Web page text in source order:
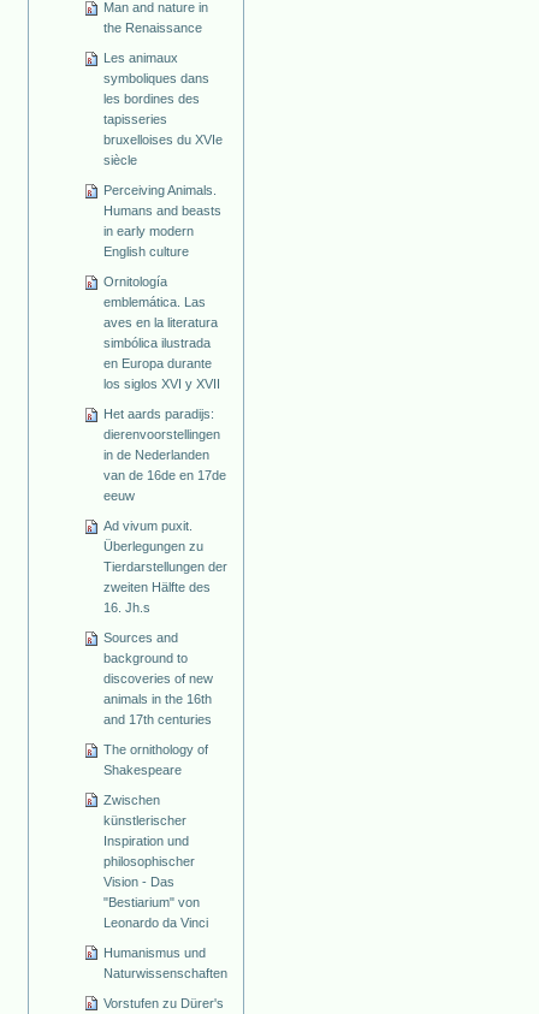
Man and nature in
the Renaissance
Les animaux
symboliques dans
les bordines des
tapisseries
bruxelloises du XVIe
siècle
Perceiving Animals.
Humans and beasts
in early modern
English culture
Ornitología
emblemática. Las
aves en la literatura
simbólica ilustrada
en Europa durante
los siglos XVI y XVII
Het aards paradijs:
dierenvoorstellingen
in de Nederlanden
van de 16de en 17de
eeuw
Ad vivum puxit.
Überlegungen zu
Tierdarstellungen der
zweiten Hälfte des
16. Jh.s
Sources and
background to
discoveries of new
animals in the 16th
and 17th centuries
The ornithology of
Shakespeare
Zwischen
künstlerischer
Inspiration und
philosophischer
Vision - Das
"Bestiarium" von
Leonardo da Vinci
Humanismus und
Naturwissenschaften
Vorstufen zu Dürer's